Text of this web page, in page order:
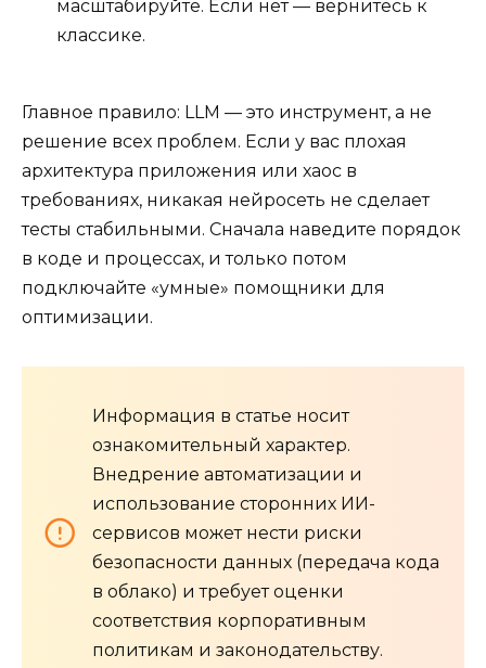
масштабируйте. Если нет — вернитесь к
классике.
Главное правило: LLM — это инструмент, а не
решение всех проблем. Если у вас плохая
архитектура приложения или хаос в
требованиях, никакая нейросеть не сделает
тесты стабильными. Сначала наведите порядок
в коде и процессах, и только потом
подключайте «умные» помощники для
оптимизации.
Информация в статье носит
ознакомительный характер.
Внедрение автоматизации и
использование сторонних ИИ-
сервисов может нести риски
безопасности данных (передача кода
в облако) и требует оценки
соответствия корпоративным
политикам и законодательству.